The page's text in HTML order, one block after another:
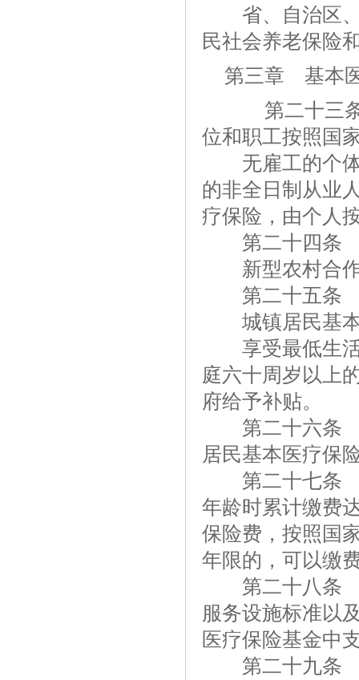
省、自治区、
民社会养老保险
第三章 基本
第二十三条
位和职工按照国
无雇工的个体
的非全日制从业
疗保险，由个人
第二十四条 国
新型农村合作
第二十五条 国
城镇居民基本
享受最低生活
庭六十周岁以上
府给予补贴。
第二十六条 职
居民基本医疗保
第二十七条 参
年龄时累计缴费
保险费，按照国
年限的，可以缴
第二十八条 符
服务设施标准以
医疗保险基金中
第二十九条 参